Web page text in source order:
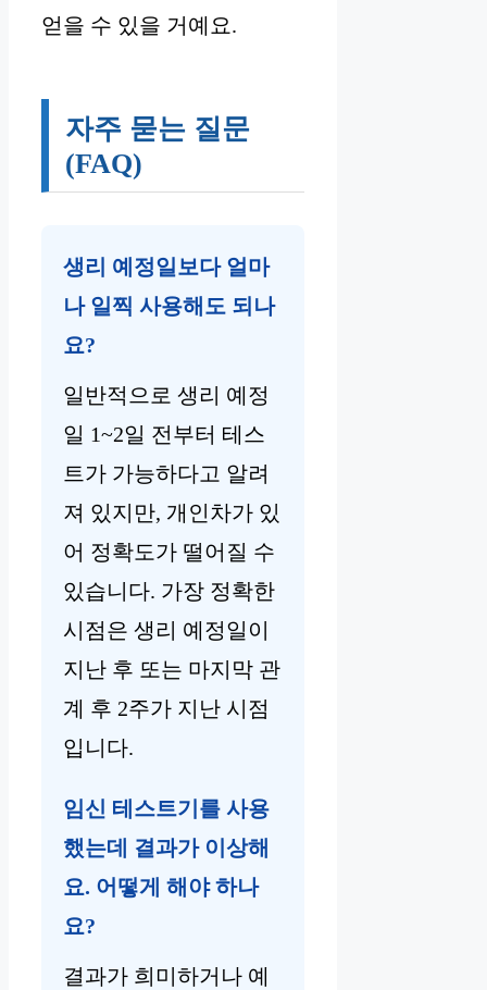
얻을 수 있을 거예요.
자주 묻는 질문
(FAQ)
생리 예정일보다 얼마
나 일찍 사용해도 되나
요?
일반적으로 생리 예정
일 1~2일 전부터 테스
트가 가능하다고 알려
져 있지만, 개인차가 있
어 정확도가 떨어질 수
있습니다. 가장 정확한
시점은 생리 예정일이
지난 후 또는 마지막 관
계 후 2주가 지난 시점
입니다.
임신 테스트기를 사용
했는데 결과가 이상해
요. 어떻게 해야 하나
요?
결과가 희미하거나 예